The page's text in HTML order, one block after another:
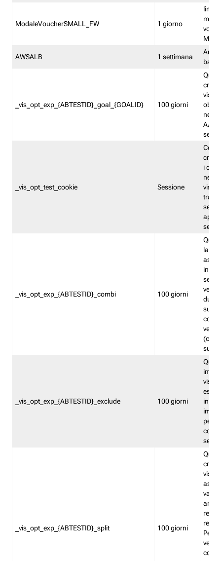
ModaleVoucherSMALL_FW 1 giorno
AWSALB 1 settimana
_vis_opt_exp_{ABTESTID}_goal_{GOALID} 100 giorni
nel
A/B.
_vis_opt_test_cookie Sessione
i
nel
_vis_opt_exp_{ABTESTID}_combi 100 giorni
la
in
_vis_opt_exp_{ABTESTID}_exclude 100 giorni
in
_vis_opt_exp_{ABTESTID}_split 100 giorni